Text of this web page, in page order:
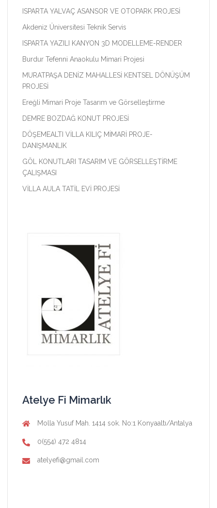
ISPARTA YALVAÇ ASANSOR VE OTOPARK PROJESİ
Akdeniz Üniversitesi Teknik Servis
ISPARTA YAZILI KANYON 3D MODELLEME-RENDER
Burdur Tefenni Anaokulu Mimari Projesi
MURATPAŞA DENİZ MAHALLESİ KENTSEL DÖNÜŞÜM
PROJESİ
Ereğli Mimari Proje Tasarım ve Görselleştirme
DEMRE BOZDAĞ KONUT PROJESİ
DÖŞEMEALTI VİLLA KILIÇ MİMARİ PROJE-
DANIŞMANLIK
GÖL KONUTLARI TASARIM VE GÖRSELLEŞTİRME
ÇALIŞMASI
VİLLA AULA TATİL EVİ PROJESİ
Atelye Fi Mimarlık
Molla Yusuf Mah. 1414 sok. No:1 Konyaaltı/Antalya
0(554) 472 4814
atelyefi@gmail.com